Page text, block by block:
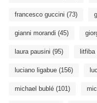
francesco guccini (73)
gianni morandi (45)
laura pausini (95) litfiba
luciano ligabue(156)
michael bublé(101)